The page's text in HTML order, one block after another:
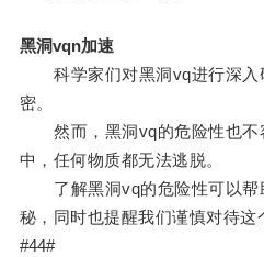
黑洞vqn加速
科学家们对黑洞vq进行深入
密。
然而，黑洞vq的危险性也不
中，任何物质都无法逃脱。
了解黑洞vq的危险性可以帮
秘，同时也提醒我们谨慎对待这
#44#